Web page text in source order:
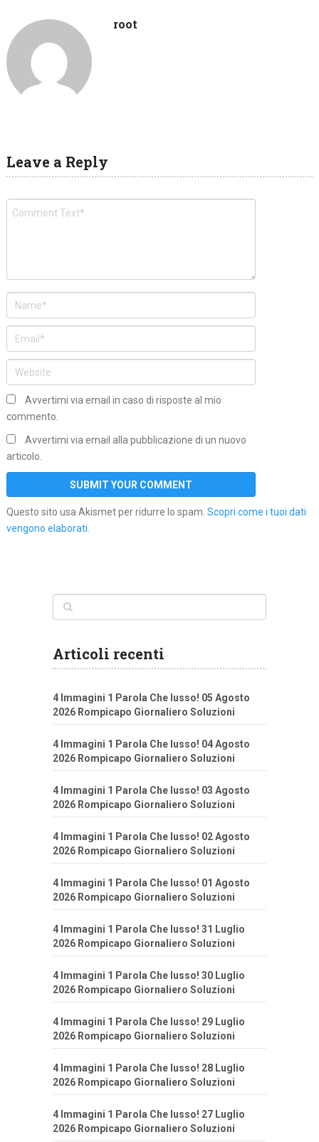
root
Leave a Reply
Avvertimi via email in caso di risposte al mio
commento.
Avvertimi via email alla pubblicazione di un nuovo
articolo.
Questo sito usa Akismet per ridurre lo spam. Scopri come i tuoi dati
vengono elaborati.
Articoli recenti
4 Immagini 1 Parola Che lusso! 05 Agosto
2026 Rompicapo Giornaliero Soluzioni
4 Immagini 1 Parola Che lusso! 04 Agosto
2026 Rompicapo Giornaliero Soluzioni
4 Immagini 1 Parola Che lusso! 03 Agosto
2026 Rompicapo Giornaliero Soluzioni
4 Immagini 1 Parola Che lusso! 02 Agosto
2026 Rompicapo Giornaliero Soluzioni
4 Immagini 1 Parola Che lusso! 01 Agosto
2026 Rompicapo Giornaliero Soluzioni
4 Immagini 1 Parola Che lusso! 31 Luglio
2026 Rompicapo Giornaliero Soluzioni
4 Immagini 1 Parola Che lusso! 30 Luglio
2026 Rompicapo Giornaliero Soluzioni
4 Immagini 1 Parola Che lusso! 29 Luglio
2026 Rompicapo Giornaliero Soluzioni
4 Immagini 1 Parola Che lusso! 28 Luglio
2026 Rompicapo Giornaliero Soluzioni
4 Immagini 1 Parola Che lusso! 27 Luglio
2026 Rompicapo Giornaliero Soluzioni